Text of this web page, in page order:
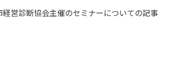
営診断協会主催のセミナーについての記事